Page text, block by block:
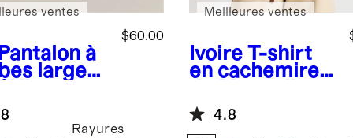
à
larges
$60.00
ventes
Rayures
Ivoire T-shirt
en cachemire
Meilleures ventes
4.8